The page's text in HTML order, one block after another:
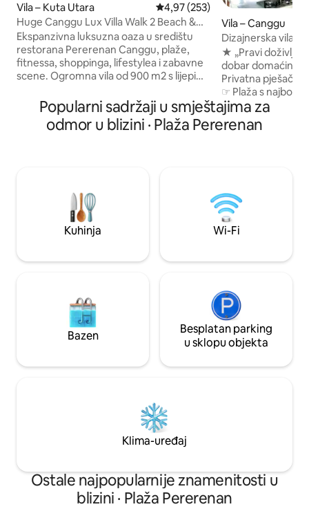
Vila – Kuta Utara Prosječna ocjena: 4,97/5,
4,97 (253)
Huge Canggu Lux Villa Walk 2 Beach &
Entertainment
Ekspanzivna luksuzna oaza u središtu
restorana Pererenan Canggu, plaže,
fitnessa, shoppinga, lifestylea i zabavne
scene. Ogromna vila od 900 m2 s lijepim
ulicama. Doručak i čišćenje 5 dana u
tjednu. Ogromni odvojeni dnevni
boravak Klima-uređaj. 2 luksuzne
organizirati! 3 televizora, uključujući 75"
Sony. Jednostavan pristup klubovima
Berawa i Echo Beach Finns, Atlas, The
Vila – Canggu
Dizajnerska vila,
surfanja, plaže i
★ „Pravi doživljaj
dobar domaćin,
Privatna pješačka
☞ Plaža s
Odlična ☞
itd.) ☞
otoku + barom ☞
ljubimce * 1 → min Pererenan Beach
(kafići, plivanje,
Pogrešna
ledena kupelj)
Popularni sadržaji u smještajima za
odmor u blizini · Plaža Pererenan
Kuhinja Wi-Fi
Bazen
Besplatan parking
u sklopu objekta
Klima-uređaj
Ostale najpopularnije znamenitosti u
blizini · Plaža Pererenan